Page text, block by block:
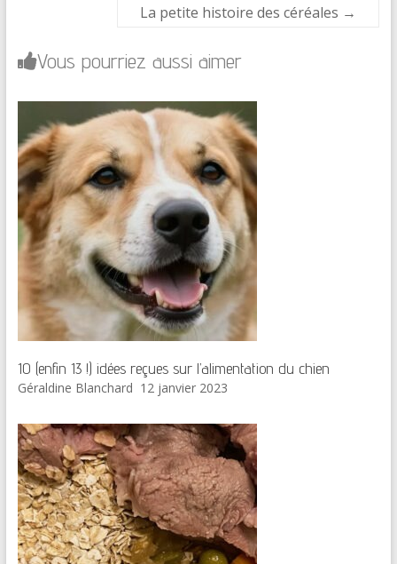
La petite histoire des céréales →
Vous pourriez aussi aimer
10 (enfin 13 !) idées reçues sur l’alimentation du chien
Géraldine Blanchard 12 janvier 2023